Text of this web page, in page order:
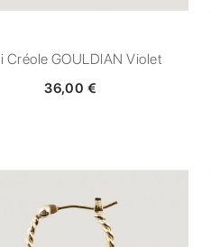
Créole GOULDIAN Violet
36,00 €